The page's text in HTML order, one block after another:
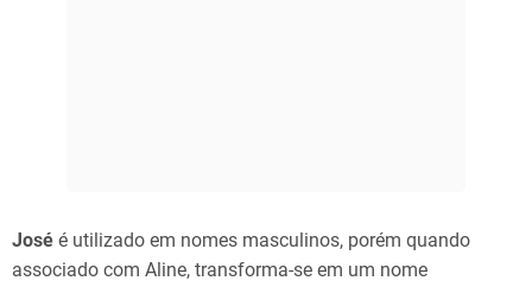
José é utilizado em nomes masculinos, porém quando
associado com Aline, transforma-se em um nome